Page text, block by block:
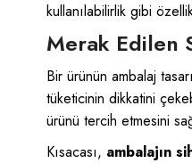
kullanılabilirlik gibi
Merak Edilen
Bir ürünün ambalaj
tüketicinin dikkatini
ürünü tercih etmesini
Kısacası, ambalajın